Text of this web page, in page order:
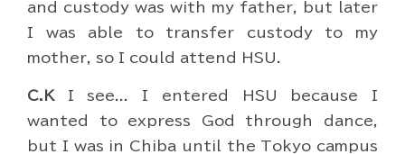
and custody was with my father, but later
I was able to transfer custody to my
mother, so I could attend HSU.
C.KI see... I entered HSU because I
wanted to express God through dance,
but I was in Chiba until the Tokyo campus